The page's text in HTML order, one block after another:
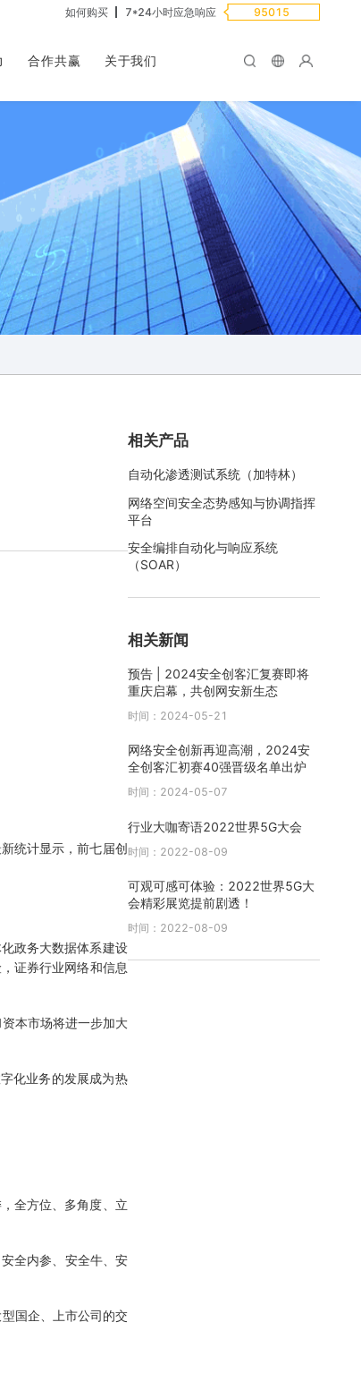
如何购买 7*24小时应急响应 95015
合作共赢 关于我们
统计显示，前七届创
政务大数据体系建设
证券行业网络和信息
本市场将进一步加大
化业务的发展成为热
全方位、多角度、立
全内参、安全牛、安
国企、上市公司的交
相关产品
自动化渗透测试系统（加特林）
网络空间安全态势感知与协调指挥
平台
安全编排自动化与响应系统
（SOAR）
相关新闻
预告 | 2024安全创客汇复赛即将
重庆启幕，共创网安新生态
时间：2024-05-21
网络安全创新再迎高潮，2024安
全创客汇初赛40强晋级名单出炉
时间：2024-05-07
行业大咖寄语2022世界5G大会
时间：2022-08-09
可观可感可体验：2022世界5G大
会精彩展览提前剧透！
时间：2022-08-09